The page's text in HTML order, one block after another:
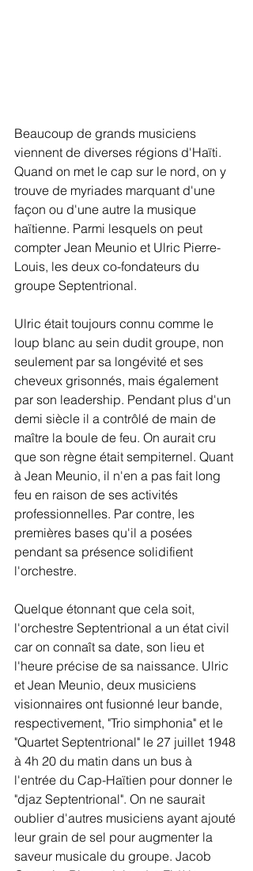
Beaucoup de grands musiciens
viennent de diverses régions d'Haïti.
Quand on met le cap sur le nord, on y
trouve de myriades marquant d'une
façon ou d'une autre la musique
haïtienne. Parmi lesquels on peut
compter Jean Meunio et Ulric Pierre-
Louis, les deux co-fondateurs du
groupe Septentrional.
Ulric était toujours connu comme le
loup blanc au sein dudit groupe, non
seulement par sa longévité et ses
cheveux grisonnés, mais également
par son leadership. Pendant plus d'un
demi siècle il a contrôlé de main de
maître la boule de feu. On aurait cru
que son règne était sempiternel. Quant
à Jean Meunio, il n'en a pas fait long
feu en raison de ses activités
professionnelles. Par contre, les
premières bases qu'il a posées
pendant sa présence solidifient
l'orchestre.
Quelque étonnant que cela soit,
l'orchestre Septentrional a un état civil
car on connaît sa date, son lieu et
l'heure précise de sa naissance. Ulric
et Jean Meunio, deux musiciens
visionnaires ont fusionné leur bande,
respectivement, "Trio simphonia" et le
"Quartet Septentrional" le 27 juillet 1948
à 4h 20 du matin dans un bus à
l'entrée du Cap-Haïtien pour donner le
"djaz Septentrional". On ne saurait
oublier d'autres musiciens ayant ajouté
leur grain de sel pour augmenter la
saveur musicale du groupe. Jacob